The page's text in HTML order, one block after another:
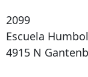
2099
Escuela
4915 N